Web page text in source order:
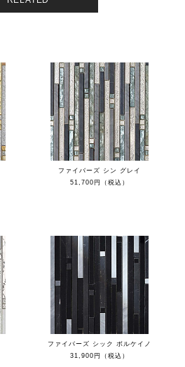
ファイバーズ シン グレイ
51,700円（税込）
ファイバーズ シック ボルケイノ
31,900円（税込）